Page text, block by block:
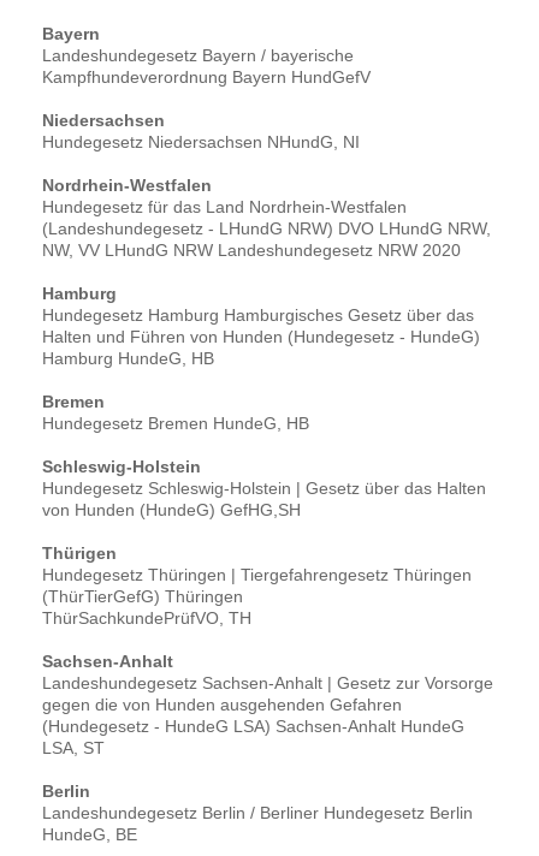
Bayern
Landeshundegesetz Bayern / bayerische
Kampfhundeverordnung Bayern HundGefV
Niedersachsen
Hundegesetz Niedersachsen NHundG, NI
Nordrhein-Westfalen
Hundegesetz für das Land Nordrhein-Westfalen
(Landeshundegesetz - LHundG NRW) DVO LHundG NRW,
NW, VV LHundG NRW Landeshundegesetz NRW 2020
Hamburg
Hundegesetz Hamburg Hamburgisches Gesetz über das
Halten und Führen von Hunden (Hundegesetz - HundeG)
Hamburg HundeG, HB
Bremen
Hundegesetz Bremen HundeG, HB
Schleswig-Holstein
Hundegesetz Schleswig-Holstein | Gesetz über das Halten
von Hunden (HundeG) GefHG,SH
Thürigen
Hundegesetz Thüringen | Tiergefahrengesetz Thüringen
(ThürTierGefG) Thüringen
ThürSachkundePrüfVO, TH
Sachsen-Anhalt
Landeshundegesetz Sachsen-Anhalt | Gesetz zur Vorsorge
gegen die von Hunden ausgehenden Gefahren
(Hundegesetz - HundeG LSA) Sachsen-Anhalt HundeG
LSA, ST
Berlin
Landeshundegesetz Berlin / Berliner Hundegesetz Berlin
HundeG, BE